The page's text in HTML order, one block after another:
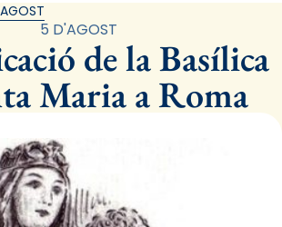
5 D'AGOST
de la Basílica
Maria a Roma